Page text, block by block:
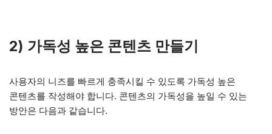
2) 가독성 높은 콘텐츠 만들기
사용자의 니즈를 빠르게 충족시킬 수 있도록 가독성 높은
콘텐츠를 작성해야 합니다. 콘텐츠의 가독성을 높일 수 있는
방안은 다음과 같습니다.